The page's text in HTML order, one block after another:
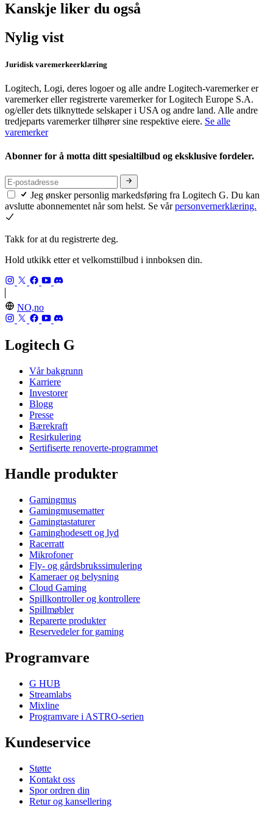
Kanskje liker du også
Nylig vist
Juridisk varemerkeerklæring
Logitech, Logi, deres logoer og alle andre Logitech-varemerker er
varemerker eller registrerte varemerker for Logitech Europe S.A.
og/eller dets tilknyttede selskaper i USA og andre land. Alle andre
tredjeparts varemerker tilhører sine respektive eiere. Se alle
varemerker
Abonner for å motta ditt spesialtilbud og eksklusive fordeler.
Jeg ønsker personlig markedsføring fra Logitech G. Du kan
avslutte abonnementet når som helst. Se vårpersonvernerklæring.
Takk for at du registrerte deg.
Hold utkikk etter et velkomsttilbud i innboksen din.
NO,no
Logitech G
Vår bakgrunn
Karriere
Investorer
Blogg
Presse
Bærekraft
Resirkulering
Sertifiserte renoverte-programmet
Handle produkter
Gamingmus
Gamingmusematter
Gamingtastaturer
Gaminghodesett og lyd
Racerratt
Mikrofoner
Fly- og gårdsbrukssimulering
Kameraer og belysning
Cloud Gaming
Spillkontroller og kontrollere
Spillmøbler
Reparerte produkter
Reservedeler for gaming
Programvare
G HUB
Streamlabs
Mixline
Programvare i ASTRO-serien
Kundeservice
Støtte
Kontakt oss
Spor ordren din
Retur og kansellering